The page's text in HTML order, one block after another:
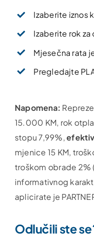
Izaberite iznos
Izaberite rok
Mjesečna rata
Pregledajte
Napomena:
15.000 KM, rok
stopu 7,99%,
mjenice 15 KM,
troškom obrade 2%
informativnog
aplicirate je
Odlučili ste